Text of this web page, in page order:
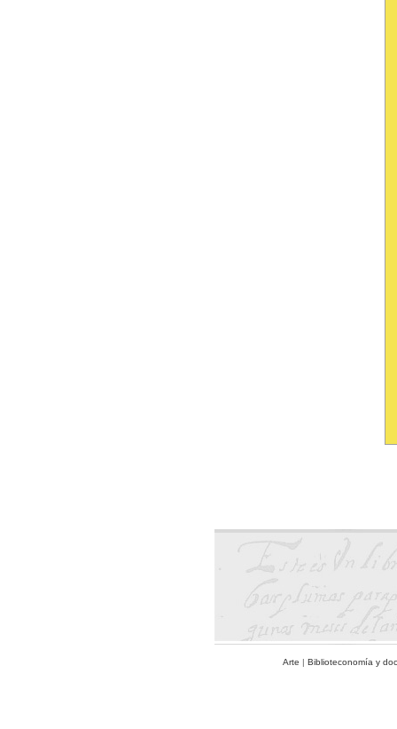
Arte | Biblioteconomía y